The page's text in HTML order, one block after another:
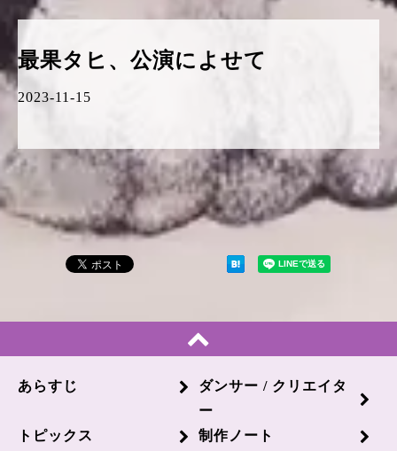
最果タヒ、公演によせて
2023-11-15
あらすじ
ダンサー / クリエイタ
ー
トピックス
制作ノート